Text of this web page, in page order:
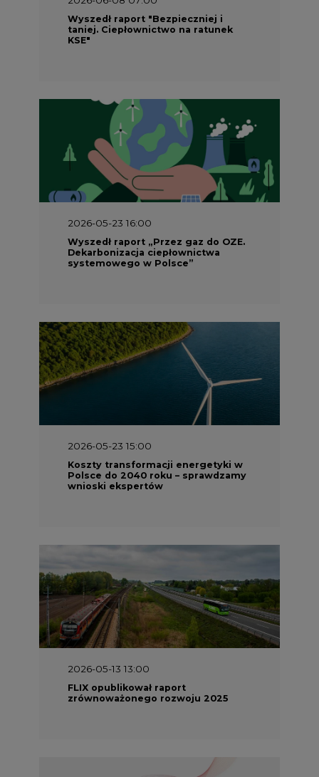
Wyszedł raport "Bezpieczniej i
taniej. Ciepłownictwo na ratunek
KSE"
2026-05-23 16:00
Wyszedł raport „Przez gaz do OZE.
Dekarbonizacja ciepłownictwa
systemowego w Polsce”
2026-05-23 15:00
Koszty transformacji energetyki w
Polsce do 2040 roku – sprawdzamy
wnioski ekspertów
2026-05-13 13:00
FLIX opublikował raport
zrównoważonego rozwoju 2025